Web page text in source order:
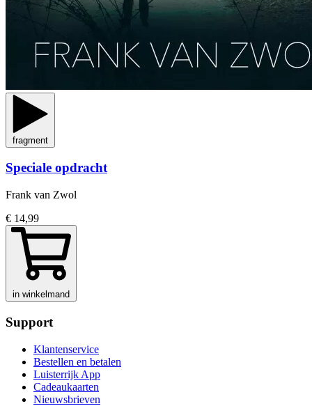
fragment
Speciale opdracht
Frank van Zwol
€ 14,99
in winkelmand
Support
Klantenservice
Bestellen en betalen
Luisterrijk App
Cadeaukaarten
Nieuwsbrieven